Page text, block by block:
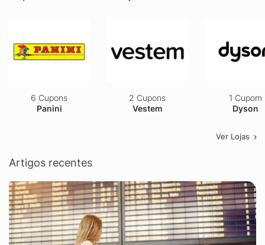
6 Cupons
Panini
2 Cupons
Vestem
1 Cupom
Dyson
Ver Lojas
Artigos recentes